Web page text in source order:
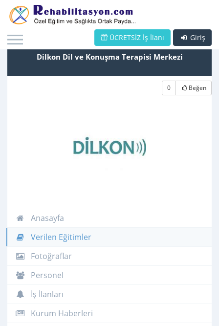
Giriş
ÜCRETSİZ İş İlanı
Dilkon Dil ve Konuşma Terapisi Merkezi
0 Beğen
Anasayfa
Verilen Eğitimler
Fotoğraflar
Personel
İş İlanları
Kurum Haberleri